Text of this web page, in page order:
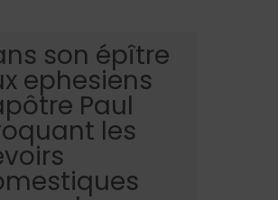
son épître
ephesiens
Paul
les